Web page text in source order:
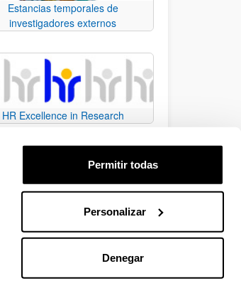
Permitir todas
Personalizar
Denegar
Estancias temporales de
investigadores externos
HR Excellence in Research